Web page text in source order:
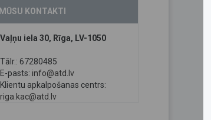
MŪSU KONTAKTI
Vaļņu iela 30, Rīga, LV-1050
Tālr.: 67280485
E-pasts: info@atd.lv
Klientu apkalpošanas centrs:
riga.kac@atd.lv